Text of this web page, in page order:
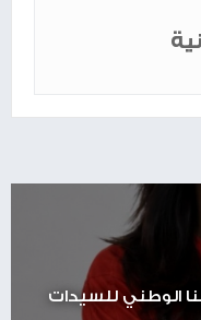
الوطني للسيدات